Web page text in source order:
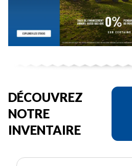
DÉCOUVREZ
NOTRE
INVENTAIRE